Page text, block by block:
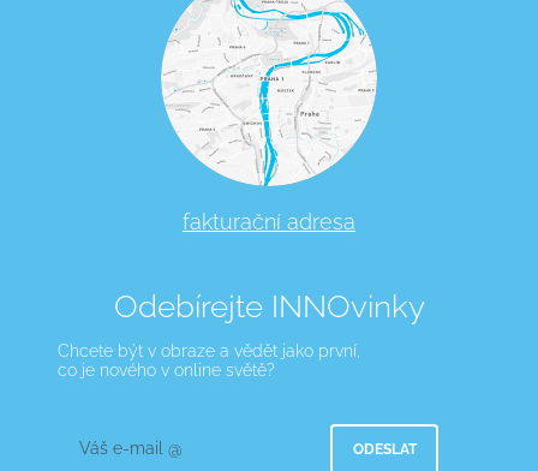
fakturační adresa
Odebírejte INNOvinky
Chcete být v obraze a vědět jako první,
co je nového v online světě?
Váš e-mail @ ODESLAT